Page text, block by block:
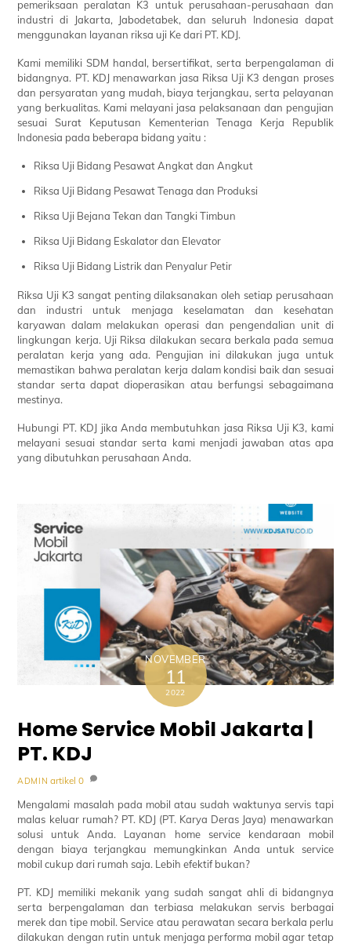
pemeriksaan peralatan K3 untuk perusahaan-perusahaan dan
industri di Jakarta, Jabodetabek, dan seluruh Indonesia dapat
menggunakan layanan riksa uji Ke dari PT. KDJ.
Kami memiliki SDM handal, bersertifikat, serta berpengalaman di
bidangnya. PT. KDJ menawarkan jasa Riksa Uji K3 dengan proses
dan persyaratan yang mudah, biaya terjangkau, serta pelayanan
yang berkualitas. Kami melayani jasa pelaksanaan dan pengujian
sesuai Surat Keputusan Kementerian Tenaga Kerja Republik
Indonesia pada beberapa bidang yaitu :
Riksa Uji Bidang Pesawat Angkat dan Angkut
Riksa Uji Bidang Pesawat Tenaga dan Produksi
Riksa Uji Bejana Tekan dan Tangki Timbun
Riksa Uji Bidang Eskalator dan Elevator
Riksa Uji Bidang Listrik dan Penyalur Petir
Riksa Uji K3 sangat penting dilaksanakan oleh setiap perusahaan
dan industri untuk menjaga keselamatan dan kesehatan
karyawan dalam melakukan operasi dan pengendalian unit di
lingkungan kerja. Uji Riksa dilakukan secara berkala pada semua
peralatan kerja yang ada. Pengujian ini dilakukan juga untuk
memastikan bahwa peralatan kerja dalam kondisi baik dan sesuai
standar serta dapat dioperasikan atau berfungsi sebagaimana
mestinya.
Hubungi PT. KDJ jika Anda membutuhkan jasa Riksa Uji K3, kami
melayani sesuai standar serta kami menjadi jawaban atas apa
yang dibutuhkan perusahaan Anda.
NOVEMBER
11
2022
Home Service Mobil Jakarta |
PT. KDJ
ADMIN artikel 0
Mengalami masalah pada mobil atau sudah waktunya servis tapi
malas keluar rumah? PT. KDJ (PT. Karya Deras Jaya) menawarkan
solusi untuk Anda. Layanan home service kendaraan mobil
dengan biaya terjangkau memungkinkan Anda untuk service
mobil cukup dari rumah saja. Lebih efektif bukan?
PT. KDJ memiliki mekanik yang sudah sangat ahli di bidangnya
serta berpengalaman dan terbiasa melakukan servis berbagai
merek dan tipe mobil. Service atau perawatan secara berkala perlu
dilakukan dengan rutin untuk menjaga performa mobil agar tetap